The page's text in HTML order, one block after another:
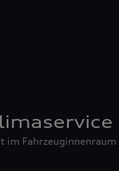
im Fahrzeuginnenraum